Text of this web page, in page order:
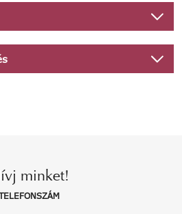
minket!